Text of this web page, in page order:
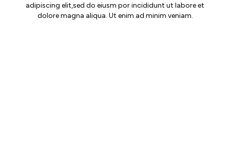
adipiscing elit,sed do eiusm por incididunt ut labore et
dolore magna aliqua. Ut enim ad minim veniam.